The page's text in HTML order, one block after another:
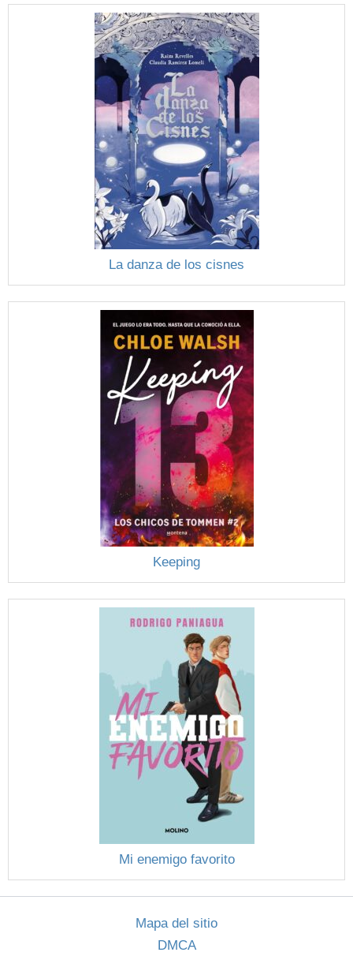
La danza de los cisnes
Keeping
Mi enemigo favorito
Mapa del sitio
DMCA